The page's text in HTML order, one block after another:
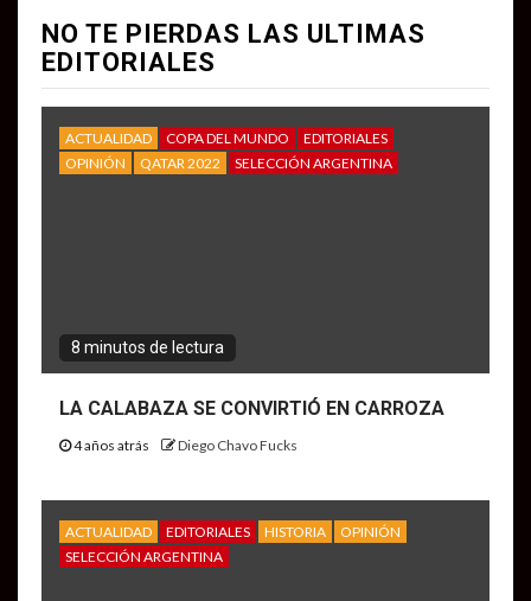
NO TE PIERDAS LAS ULTIMAS
EDITORIALES
ACTUALIDAD COPA DEL MUNDO
EDITORIALES
OPINIÓN
QATAR 2022 SELECCIÓN ARGENTINA
8 minutos de lectura
LA CALABAZA SE CONVIRTIÓ EN CARROZA
4 años atrás Diego Chavo Fucks
ACTUALIDAD EDITORIALES HISTORIA
OPINIÓN
SELECCIÓN ARGENTINA